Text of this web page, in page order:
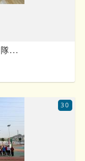
...
30